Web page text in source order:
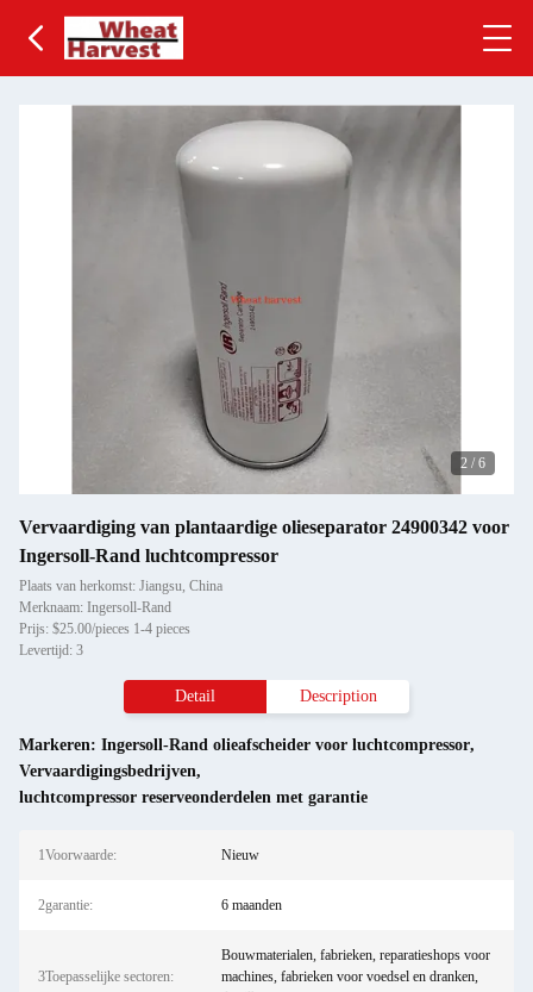
2 / 6
Vervaardiging van plantaardige olieseparator 24900342 voor
Ingersoll-Rand luchtcompressor
Plaats van herkomst: Jiangsu, China
Merknaam: Ingersoll-Rand
Prijs: $25.00/pieces 1-4 pieces
Levertijd: 3
Detail Description
Markeren: Ingersoll-Rand olieafscheider voor luchtcompressor,
Vervaardigingsbedrijven,
luchtcompressor reserveonderdelen met garantie
1Voorwaarde: Nieuw
2garantie: 6 maanden
3Toepasselijke sectoren:
Bouwmaterialen, fabrieken, reparatieshops voor
machines, fabrieken voor voedsel en dranken,